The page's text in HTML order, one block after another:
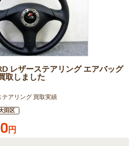
レザーステアリング エアバッグ
取しました
テアリング 買取実績
田区
円